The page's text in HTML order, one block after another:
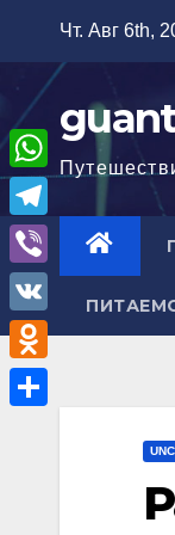
содержимому
Чт. Авг 6th,
W
h
a
A
T
e
l
e
g
V
i
b
e
V
K
O